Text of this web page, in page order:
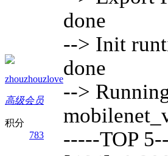
zhouzhouzlove
高级会员
积分
783
done
--> Init
done
-->
-----TOP